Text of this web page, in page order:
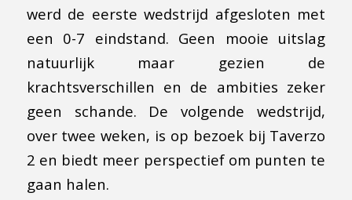
werd de eerste wedstrijd afgesloten met
een 0-7 eindstand. Geen mooie uitslag
natuurlijk maar gezien de
krachtsverschillen en de ambities zeker
geen schande. De volgende wedstrijd,
over twee weken, is op bezoek bij Taverzo
2 en biedt meer perspectief om punten te
gaan halen.